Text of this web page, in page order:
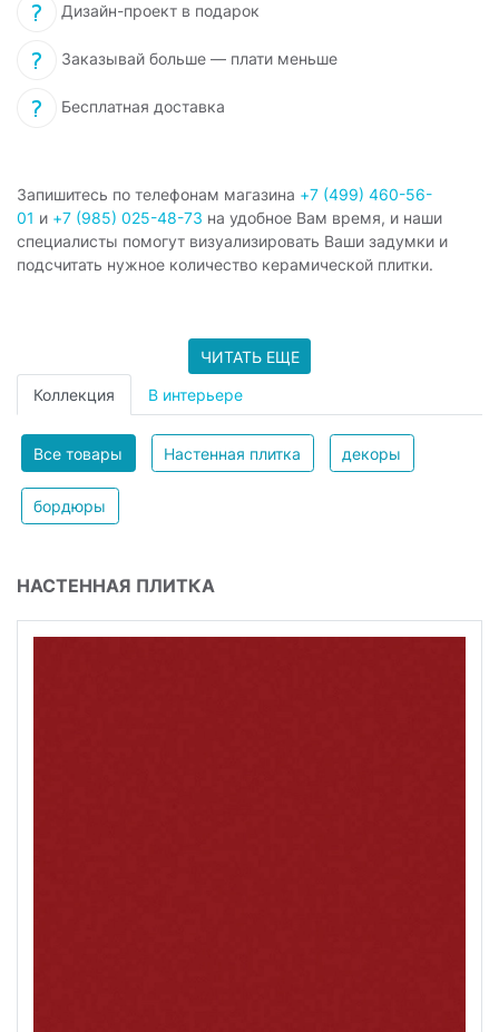
Дизайн-проект в подарок
Заказывай больше — плати меньше
Бесплатная доставка
Запишитесь по телефонам магазина +7 (499) 460-56-
01 и +7 (985) 025-48-73 на удобное Вам время, и наши
специалисты помогут визуализировать Ваши задумки и
подсчитать нужное количество керамической плитки.
ЧИТАТЬ ЕЩЕ
Коллекция В интерьере
Все товары Настенная плитка декоры
бордюры
НАСТЕННАЯ ПЛИТКА